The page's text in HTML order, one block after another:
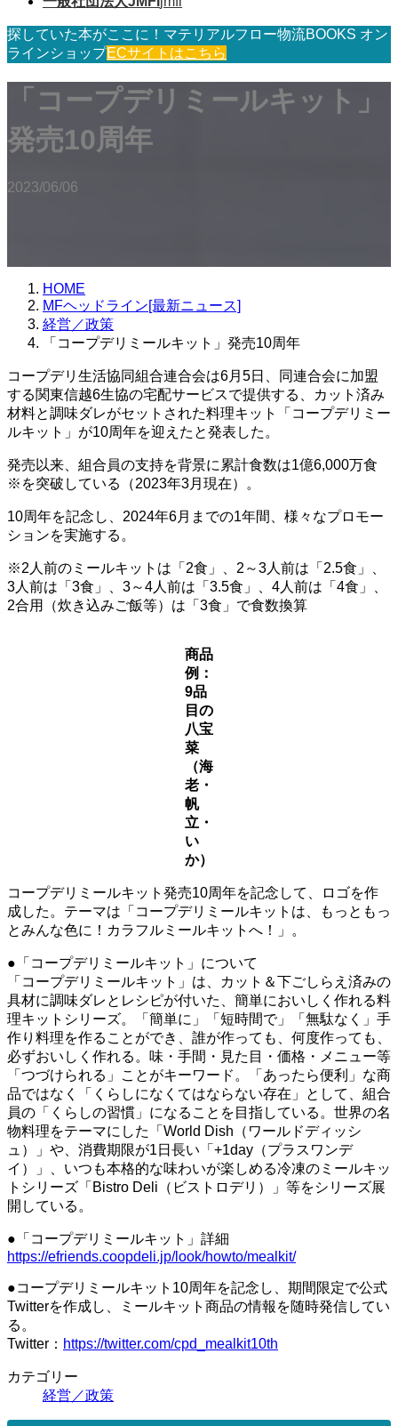
探していた本がここに！マテリアルフロー物流BOOKS オン
ラインショップECサイトはこちら
「コープデリミールキット」
発売10周年
2023/06/06
HOME
MFヘッドライン[最新ニュース]
経営／政策
「コープデリミールキット」発売10周年
コープデリ生活協同組合連合会は6月5日、同連合会に加盟
する関東信越6生協の宅配サービスで提供する、カット済み
材料と調味ダレがセットされた料理キット「コープデリミー
ルキット」が10周年を迎えたと発表した。
発売以来、組合員の支持を背景に累計食数は1億6,000万食
※を突破している（2023年3月現在）。
10周年を記念し、2024年6月までの1年間、様々なプロモー
ションを実施する。
※2人前のミールキットは「2食」、2～3人前は「2.5食」、
3人前は「3食」、3～4人前は「3.5食」、4人前は「4食」、
2合用（炊き込みご飯等）は「3食」で食数換算
商品
例：
9品
目の
八宝
菜
（海
老・
帆
立・
い
か）
コープデリミールキット発売10周年を記念して、ロゴを作
成した。テーマは「コープデリミールキットは、もっともっ
とみんな色に！カラフルミールキットへ！」。
●「コープデリミールキット」について
「コープデリミールキット」は、カット＆下ごしらえ済みの
具材に調味ダレとレシピが付いた、簡単においしく作れる料
理キットシリーズ。「簡単に」「短時間で」「無駄なく」手
作り料理を作ることができ、誰が作っても、何度作っても、
必ずおいしく作れる。味・手間・見た目・価格・メニュー等
「つづけられる」ことがキーワード。「あったら便利」な商
品ではなく「くらしになくてはならない存在」として、組合
員の「くらしの習慣」になることを目指している。世界の名
物料理をテーマにした「World Dish（ワールドディッシ
ュ）」や、消費期限が1日長い「+1day（プラスワンデ
イ）」、いつも本格的な味わいが楽しめる冷凍のミールキッ
トシリーズ「Bistro Deli（ビストロデリ）」等をシリーズ展
開している。
●「コープデリミールキット」詳細
https://efriends.coopdeli.jp/look/howto/mealkit/
●コープデリミールキット10周年を記念し、期間限定で公式
Twitterを作成し、ミールキット商品の情報を随時発信してい
る。
Twitter： https://twitter.com/cpd_mealkit10th
カテゴリー
経営／政策